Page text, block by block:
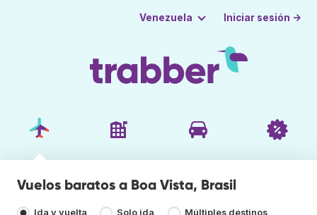
Venezuela Iniciar sesión →
Vuelos baratos a Boa Vista, Brasil
Ida y vuelta Solo ida Múltiples destinos